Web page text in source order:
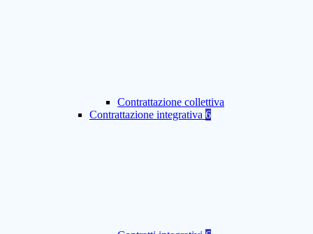
Contrattazione collettiva
Contrattazione integrativa 6